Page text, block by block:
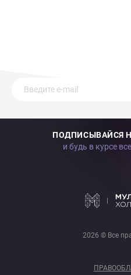
ПОДПИСЫВАЙСЯ
и будь в курсе
2026 © Все